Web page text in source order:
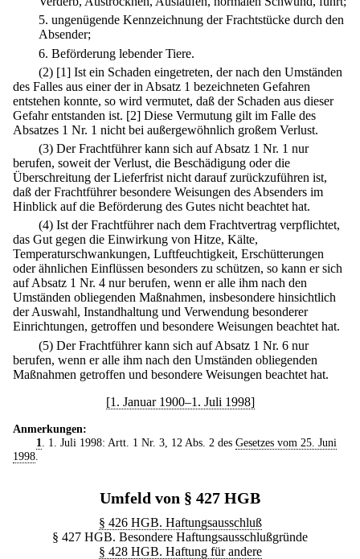
5. ungenügende Kennzeichnung der Frachtstücke durch den
Absender;
6. Beförderung lebender Tiere.
(2) [1] Ist ein Schaden eingetreten, der nach den Umständen
des Falles aus einer der in Absatz 1 bezeichneten Gefahren
entstehen konnte, so wird vermutet, daß der Schaden aus dieser
Gefahr entstanden ist. [2] Diese Vermutung gilt im Falle des
Absatzes 1 Nr. 1 nicht bei außergewöhnlich großem Verlust.
(3) Der Frachtführer kann sich auf Absatz 1 Nr. 1 nur
berufen, soweit der Verlust, die Beschädigung oder die
Überschreitung der Lieferfrist nicht darauf zurückzuführen ist,
daß der Frachtführer besondere Weisungen des Absenders im
Hinblick auf die Beförderung des Gutes nicht beachtet hat.
(4) Ist der Frachtführer nach dem Frachtvertrag verpflichtet,
das Gut gegen die Einwirkung von Hitze, Kälte,
Temperaturschwankungen, Luftfeuchtigkeit, Erschütterungen
oder ähnlichen Einflüssen besonders zu schützen, so kann er sich
auf Absatz 1 Nr. 4 nur berufen, wenn er alle ihm nach den
Umständen obliegenden Maßnahmen, insbesondere hinsichtlich
der Auswahl, Instandhaltung und Verwendung besonderer
Einrichtungen, getroffen und besondere Weisungen beachtet hat.
(5) Der Frachtführer kann sich auf Absatz 1 Nr. 6 nur
berufen, wenn er alle ihm nach den Umständen obliegenden
Maßnahmen getroffen und besondere Weisungen beachtet hat.
[1. Januar 1900–1. Juli 1998]
Anmerkungen:
1
. 1. Juli 1998: Artt. 1 Nr. 3, 12 Abs. 2 des Gesetzes vom 25. Juni
1998
Umfeld von § 427 HGB
§ 426 HGB. Haftungsausschluß
§ 427 HGB. Besondere Haftungsausschlußgründe
§ 428 HGB. Haftung für andere